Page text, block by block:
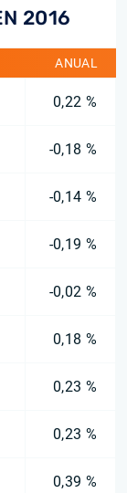
2016
ANUAL
0,22 %
-0,18 %
-0,14 %
-0,19 %
-0,02 %
0,18 %
0,23 %
0,23 %
0,39 %